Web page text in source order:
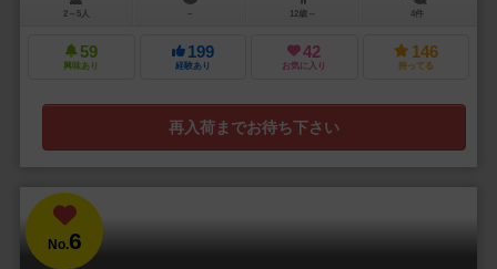
2～5人 － 12歳～ 4件
59
興味あり
199
経験あり
42
お気に入り
146
持ってる
再入荷までお待ち下さい
No.6